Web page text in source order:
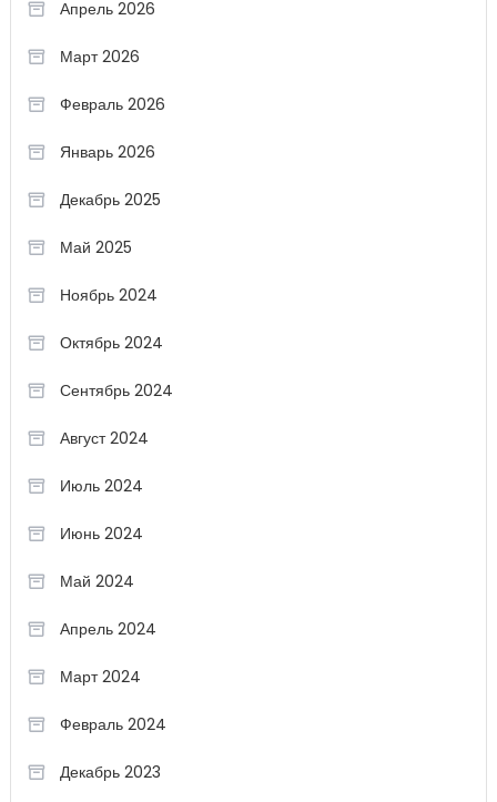
Апрель 2026
Март 2026
Февраль 2026
Январь 2026
Декабрь 2025
Май 2025
Ноябрь 2024
Октябрь 2024
Сентябрь 2024
Август 2024
Июль 2024
Июнь 2024
Май 2024
Апрель 2024
Март 2024
Февраль 2024
Декабрь 2023